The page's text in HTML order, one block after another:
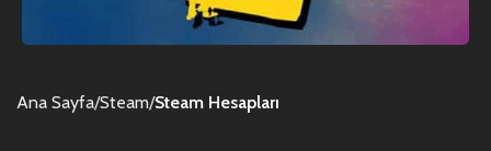
Ana Sayfa Steam Steam Hesapları